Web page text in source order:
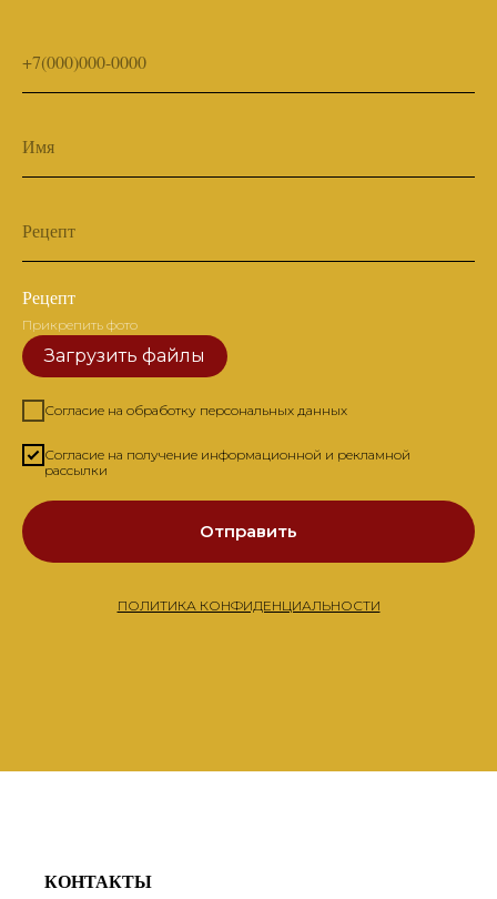
+7(000)000-0000
Имя
Рецепт
Рецепт
Прикрепить фото
Загрузить файлы
Согласие на обработку персональных данных
Согласие на получение информационной и рекламной
рассылки
Отправить
ПОЛИТИКА КОНФИДЕНЦИАЛЬНОСТИ
КОНТАКТЫ